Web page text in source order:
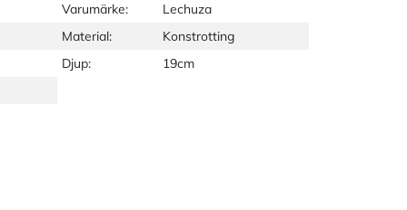
Varumärke:
Lechuza
Material:
Konstrotting
Djup:
19cm